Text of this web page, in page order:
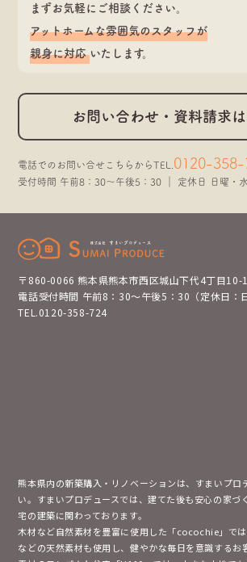
まずお気軽にご相談ください。
アットホームな雰囲気のスタッフが
親身に対応いたします。
お問い合わせ・資料請求
電話でのお問い合せこちらからTEL. 0120-358-
受付時間 午前8：30～午後5：30 ｜ 定休日 日曜・
〒860-0066 熊本県熊本市西区城山下代4丁目10-
電話受付時間 午前8：30～午後5：30（定休日：
TEL.0120-358-724
熊本県内の新築購入・リノベーションは、すまいプロ
い。すまいプロデュースでは、建てた後も安心の家づ
宅の建築に関わっております。
木材など自然素材を豊富に使用した「cocochie」で
などの天然素材も使用し、健やかな毎日を意識するお